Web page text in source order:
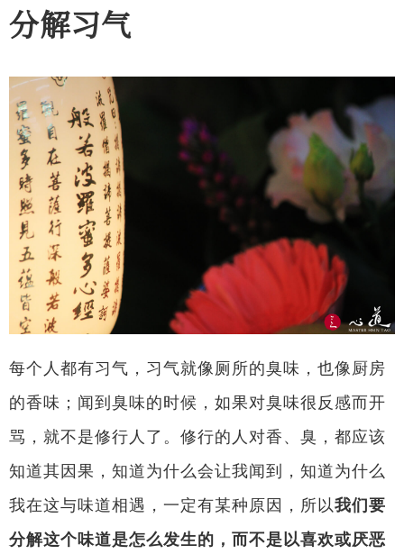
分解习气
每个人都有习气，习气就像厕所的臭味，也像厨房
的香味；闻到臭味的时候，如果对臭味很反感而开
骂，就不是修行人了。修行的人对香、臭，都应该
知道其因果，知道为什么会让我闻到，知道为什么
我在这与味道相遇，一定有某种原因，所以我们要
分解这个味道是怎么发生的，而不是以喜欢或厌恶